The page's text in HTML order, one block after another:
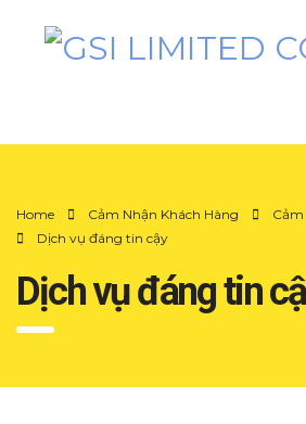
Home Cảm Nhận Khách Hàng
Dịch vụ đáng tin cậy
Dịch vụ đáng tin